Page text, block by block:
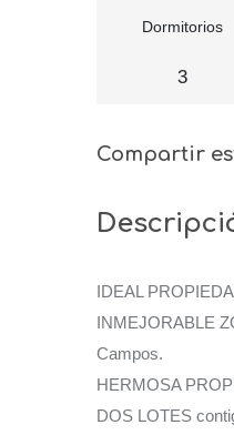
Dormitorios
3
Compartir
IDEAL
INMEJORABLE
Campos.
HERMOSA
DOS LOTES